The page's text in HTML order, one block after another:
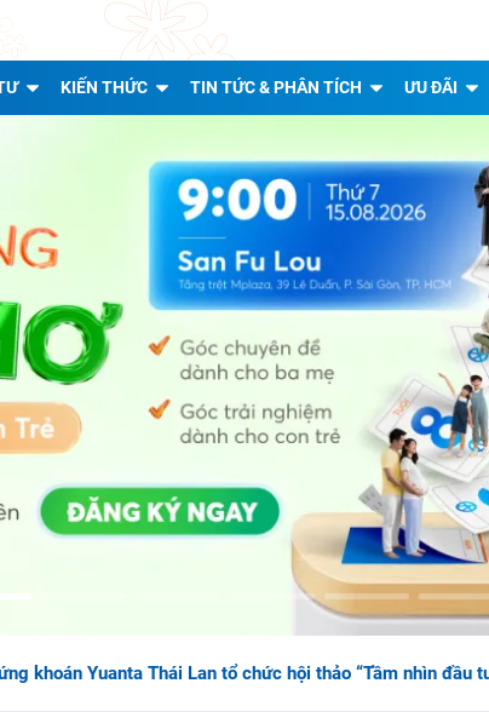
KIẾN THỨC TIN TỨC & PHÂN TÍCH ƯU ĐÃI
khoán Yuanta Thái Lan tổ chức hội thảo “Tầm nhìn